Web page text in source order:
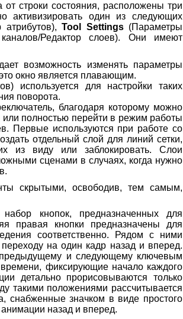
строки состояния, расположены три
активизировать один из следующих
Tool Settings(Параметры
Редактор слоев). Они имеют
возможность изменять параметры
окно является плавающим.
используется для настройки таких
поворота.
благодаря которому можно
полностью перейти в режим работы
Первые используются при работе со
отдельный слой для линий сетки,
из виду или заблокировать. Слои
сценами в случаях, когда нужно
скрытыми, освободив, тем самым,
кнопок, предназначенных для
правая кнопки предназначены для
соответственно. Рядом с ними
на один кадр назад и вперед.
и следующему ключевым
фиксирующие начало каждого
детально прорисовываются только
такими положениями рассчитывается
снабженные значком в виде простого
назад и вперед.